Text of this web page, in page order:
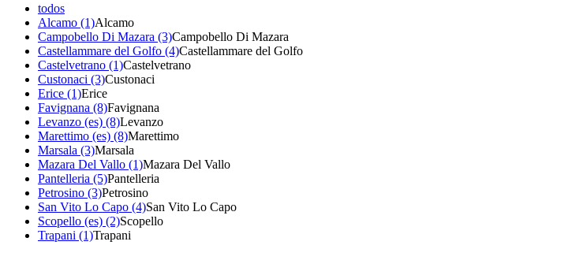
todos
Alcamo (1)Alcamo
Campobello Di Mazara (3)Campobello Di Mazara
Castellammare del Golfo (4)Castellammare del Golfo
Castelvetrano (1)Castelvetrano
Custonaci (3)Custonaci
Erice (1)Erice
Favignana (8)Favignana
Levanzo (es) (8)Levanzo
Marettimo (es) (8)Marettimo
Marsala (3)Marsala
Mazara Del Vallo (1)Mazara Del Vallo
Pantelleria (5)Pantelleria
Petrosino (3)Petrosino
San Vito Lo Capo (4)San Vito Lo Capo
Scopello (es) (2)Scopello
Trapani (1)Trapani